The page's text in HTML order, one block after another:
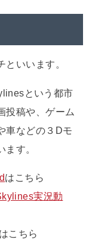
といいます。
という都市
投稿や、ゲーム
車などの３Dモ
ます。
はこちら
実況動
はこちら